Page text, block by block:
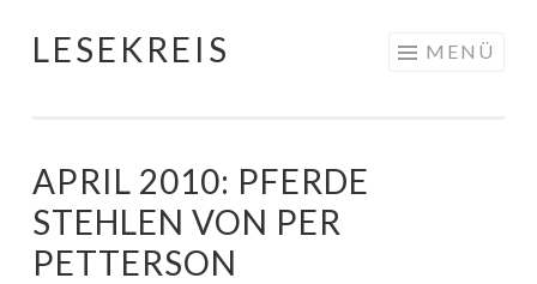
Springe
LESEKREIS MENÜ
APRIL 2010: PFERDE
STEHLEN VON PER
PETTERSON